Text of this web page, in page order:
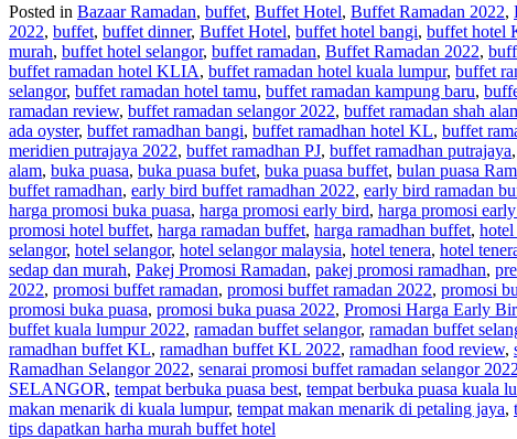
Posted in Bazaar Ramadan, buffet, Buffet Hotel, Buffet Ramadan 2022,
2022, buffet, buffet dinner, Buffet Hotel, buffet hotel bangi, buffet hotel
murah, buffet hotel selangor, buffet ramadan, Buffet Ramadan 2022,
buffet ramadan hotel KLIA, buffet ramadan hotel kuala lumpur, buffet
selangor, buffet ramadan hotel tamu, buffet ramadan kampung baru,
ramadan review, buffet ramadan selangor 2022, buffet ramadan shah
ada oyster, buffet ramadhan bangi, buffet ramadhan hotel KL, buffet
meridien putrajaya 2022, buffet ramadhan PJ, buffet ramadhan putrajaya,
alam, buka puasa, buka puasa bufet, buka puasa buffet, bulan puasa
buffet ramadhan, early bird buffet ramadhan 2022, early bird ramadan
harga promosi buka puasa, harga promosi early bird, harga promosi
promosi hotel buffet, harga ramadan buffet, harga ramadhan buffet, hotel
selangor, hotel selangor, hotel selangor malaysia, hotel tenera, hotel
sedap dan murah, Pakej Promosi Ramadan, pakej promosi ramadhan,
2022, promosi buffet ramadan, promosi buffet ramadan 2022, promosi
promosi buka puasa, promosi buka puasa 2022, Promosi Harga Early
buffet kuala lumpur 2022, ramadan buffet selangor, ramadan buffet
ramadhan buffet KL, ramadhan buffet KL 2022, ramadhan food review,
Ramadhan Selangor 2022, senarai promosi buffet ramadan selangor 2022
SELANGOR, tempat berbuka puasa best, tempat berbuka puasa kuala
makan menarik di kuala lumpur, tempat makan menarik di petaling jaya,
tips dapatkan harha murah buffet hotel